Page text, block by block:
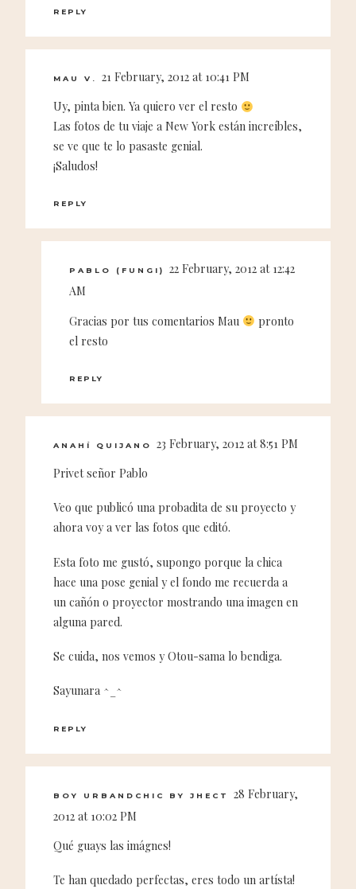
REPLY
MAU V.
21 February, 2012 at 10:41 PM
Uy, pinta bien. Ya quiero ver el resto
Las fotos de tu viaje a New York están increíbles,
se ve que te lo pasaste genial.
¡Saludos!
REPLY
PABLO (FUNGI)
22 February, 2012 at 12:42
AM
Gracias por tus comentarios Mau
pronto
el resto
REPLY
ANAHÍ QUIJANO
23 February, 2012 at 8:51 PM
Privet señor Pablo
Veo que publicó una probadita de su proyecto y
ahora voy a ver las fotos que editó.
Esta foto me gustó, supongo porque la chica
hace una pose genial y el fondo me recuerda a
un cañón o proyector mostrando una imagen en
alguna pared.
Se cuida, nos vemos y Otou-sama lo bendiga.
Sayunara ^_^
REPLY
BOY URBANDCHIC BY JHECT
28 February,
2012 at 10:02 PM
Qué guays las imágnes!
Te han quedado perfectas, eres todo un artísta!